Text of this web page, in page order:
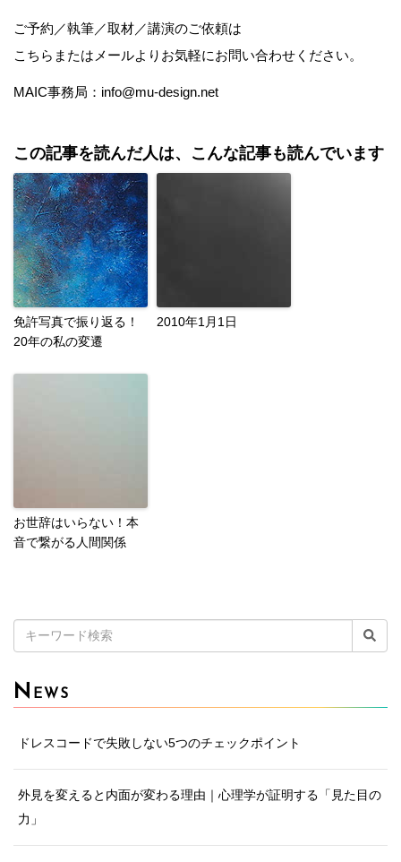
ご予約／執筆／取材／講演のご依頼は
こちら またはメールよりお気軽にお問い合わせください。
MAIC事務局：info@mu-design.net
この記事を読んだ人は、こんな記事も読んでいます
免許写真で振り返る！
20年の私の変遷
2010年1月1日
お世辞はいらない！本
音で繋がる人間関係
索:
N EWS
ドレスコードで失敗しない5つのチェックポイント
外見を変えると内面が変わる理由｜心理学が証明する「見た目の
力」